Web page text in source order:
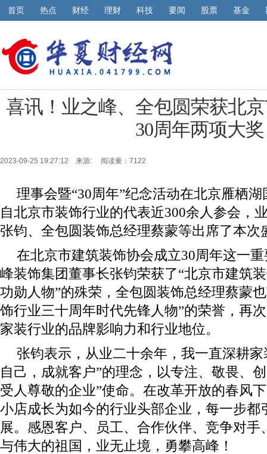
首页 热点 财经 理财 科技 要闻 股票 基金
喜讯！业之峰、全包圆荣获北
30周年两项大奖
2023-09-25 19:27:12 来源: 阅读量：7122
理事会暨“30周年”纪念活动在北京雁栖
自北京市装饰行业的代表近300余人参会，
张钧、全包圆装饰总经理蔡蒙等出席了本次
在北京市建筑装饰协会成立30周年这一
峰装饰集团董事长张钧荣获了“北京市建筑
功勋人物”的殊荣，全包圆装饰总经理蔡蒙
饰行业三十周年时代先锋人物”的荣誉，再
家装行业的品牌影响力和行业地位。
张钧表示，从业二十余年，我一直深耕
自己，成就客户”的理念，以专注、敬畏、
受人尊敬的企业”使命。在改革开放的春风
小店成长为如今的行业头部企业，每一步都
展。感恩客户、员工、合作伙伴、竞争对手
与伟大的祖国，业无止境，勇攀高峰！